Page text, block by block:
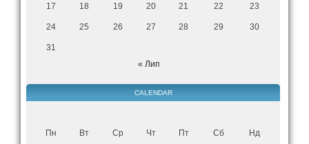
17 18 19 20 21 22 23
24 25 26 27 28 29 30
31
« Лип
CALENDAR
Пн Вт Ср Чт Пт Сб Нд